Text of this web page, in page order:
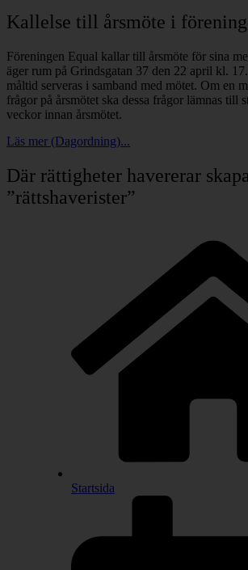
Kallelse till årsmöte i
Föreningen Equal kallar till årsmöte för sina
äger rum på Grindsgatan 37 den 22 april kl.
måltid serveras i samband med mötet. Om en
frågor på årsmötet ska dessa frågor lämnas till
veckor innan årsmötet.
Läs mer (Dagordning)...
Där rättigheter havererar
”rättshaverister”
Startsida